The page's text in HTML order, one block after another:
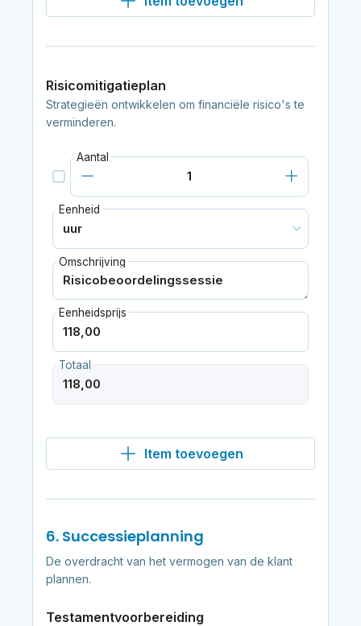
Risicomitigatieplan
Strategieën ontwikkelen om financiële risico's te
verminderen.
Aantal
Eenheid
Omschrijving
Eenheidsprijs
Totaal
Item toevoegen
6. Successieplanning
De overdracht van het vermogen van de klant
plannen.
Testamentvoorbereiding